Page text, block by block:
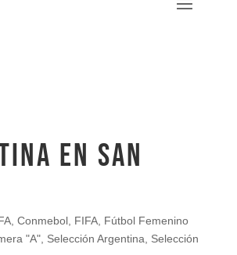
en San
, Conmebol, FIFA, Fútbol Femenino
"A", Selección Argentina
Selección